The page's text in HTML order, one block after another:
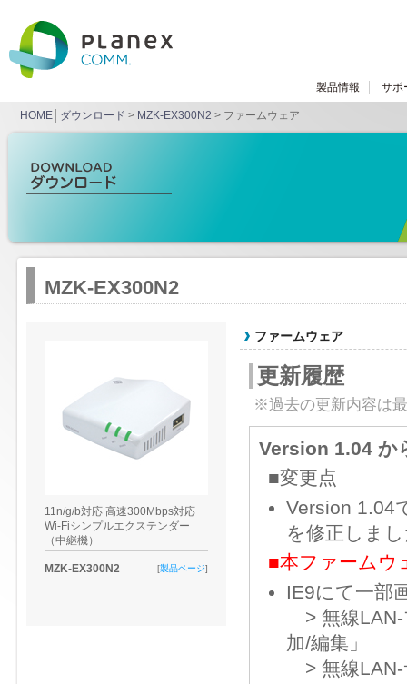
製品情報 サポ
HOME ダウンロード > MZK-EX300N2 > ファームウェア
MZK-EX300N2
11n/g/b対応 高速300Mbps対応
Wi-Fiシンプルエクステンダー
（中継機）
MZK-EX300N2 [製品ページ]
ファームウェア
更新履歴
※過去の更新内容は
Version 1.04 か
■変更点
Version 1.04
を修正しま
■本ファームウ
IE9にて一部
> 無線LAN-
加/編集」
> 無線LAN-